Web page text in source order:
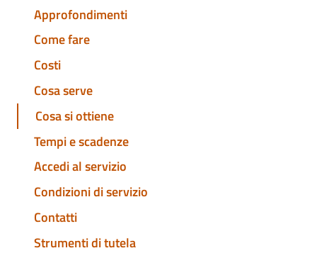
Approfondimenti
Come fare
Costi
Cosa serve
Cosa si ottiene
Tempi e scadenze
Accedi al servizio
Condizioni di servizio
Contatti
Strumenti di tutela